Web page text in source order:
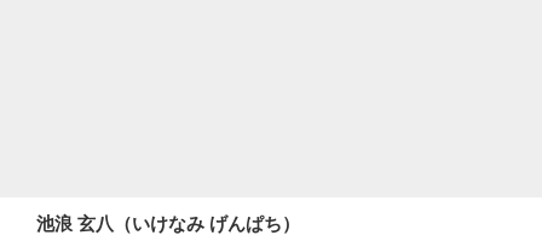
池浪 玄八（いけなみ げんぱち）